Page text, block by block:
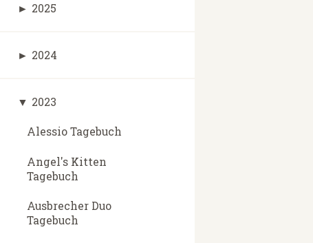
► 2025
► 2024
▼ 2023
Alessio Tagebuch
Angel's Kitten
Tagebuch
Ausbrecher Duo
Tagebuch